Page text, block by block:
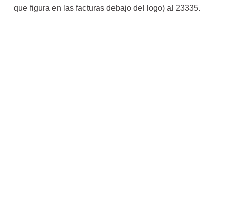
que figura en las facturas debajo del logo) al 23335.